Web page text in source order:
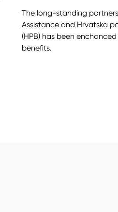
The long-standing
Assistance and Hrvatska
(HPB) has been
benefits.